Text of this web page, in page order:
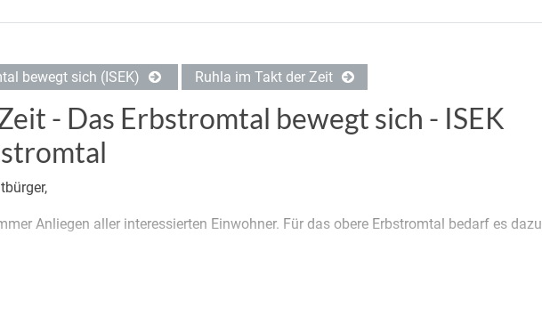
bewegt sich (ISEK) Ruhla im Takt der Zeit
- Das Erbstromtal bewegt sich - ISEK
Anliegen aller interessierten Einwohner. Für das obere Erbstromtal bedarf es dazu